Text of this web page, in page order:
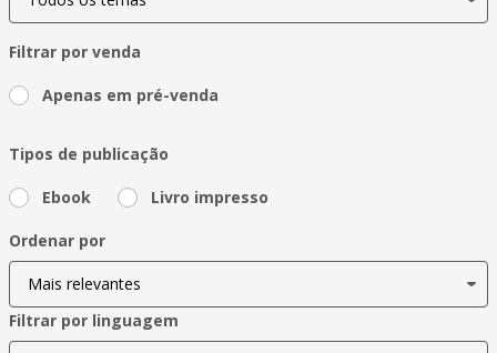
Filtrar por venda
Apenas em pré-venda
Tipos de publicação
Ebook Livro impresso
Ordenar por
Filtrar por linguagem